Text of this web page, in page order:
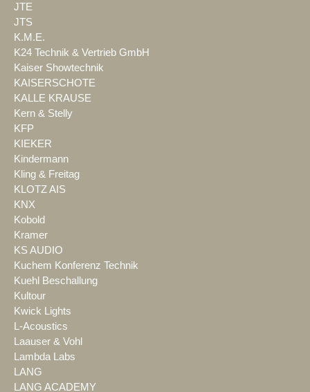
JTE
JTS
K.M.E.
K24 Technik & Vertrieb GmbH
Kaiser Showtechnik
KAISERSCHOTE
KALLE KRAUSE
Kern & Stelly
KFP
KIEKER
Kindermann
Kling & Freitag
KLOTZ AIS
KNX
Kobold
Kramer
KS AUDIO
Kuchem Konferenz Technik
Kuehl Beschallung
Kultour
Kwick Lights
L-Acoustics
Laauser & Vohl
Lambda Labs
LANG
LANG ACADEMY